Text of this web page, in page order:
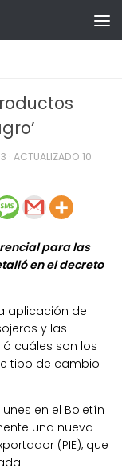
· ACTUALIZADO 10
para las
en el decreto
aplicación de
y las
cuáles son los
tipo de cambio
en el Boletín
una nueva
(PIE), que